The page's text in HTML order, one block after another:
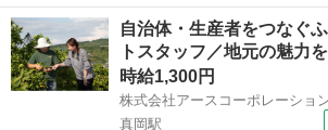
をお手伝い♪ 無理なくスケジュール管理できて、
立も◎ 【お仕事内容】 大手国内メーカーのラウンダーとして、栃木県
内の家電量販店を巡回します。...
栃木 宇都宮市 峰駅 営業
自治体・生産者をつなぐ
トスタッフ／地元の魅
時給1,300円
株式会社アースコーポレーショ
真岡駅